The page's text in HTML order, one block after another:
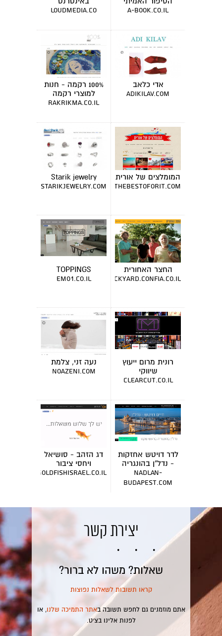
a-book.co.il
loudmedia.co
אדי כלאב
adikilav.com
100% רקמה - חנות
למוצרי רקמה
rakrikma.co.il
המומלצים של אורית
thebestoforit.com
Starik jewelry
starikjewelry.com
החצר האחורית
thebackyard.confia.co.il
TOPPINGS
em01.co.il
רונית מרום ייעוץ
שיווקי
clearcut.co.il
נעה זני, צלמת
noazeni.com
לדר דויטש אחזקות
- נדל"ן בהונגריה
nadlan-
budapest.com
דג הזהב - סושיאל
ויחסי ציבור
goldfishisrael.co.il
יצירת קשר
שאלות? משהו לא ברור?
קראו תשובות לשאלות נפוצות
אתם מוזמנים גם לחפש תשובה באתר התמיכה שלנו, או
לפנות אלינו בצ׳ט.